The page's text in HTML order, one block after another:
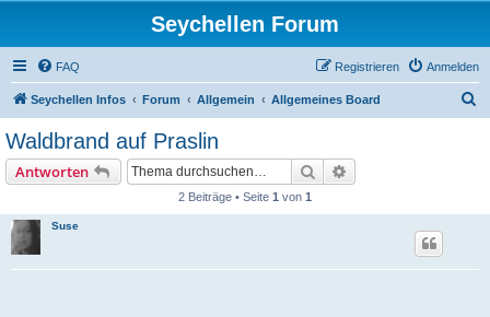
Seychellen Forum
FAQ Anmelden
Registrieren
Seychellen Infos Forum Allgemein Allgemeines Board
Waldbrand auf Praslin
Antworten Suche
2 Beiträge • Seite 1 von 1
Suse